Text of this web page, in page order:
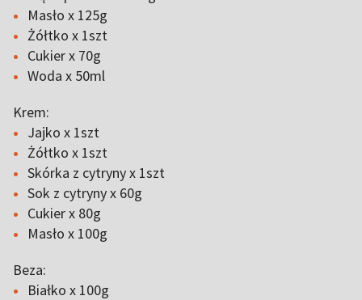
Masło x 125g
Żółtko x 1szt
Cukier x 70g
Woda x 50ml
Krem:
Jajko x 1szt
Żółtko x 1szt
Skórka z cytryny x 1szt
Sok z cytryny x 60g
Cukier x 80g
Masło x 100g
Beza:
Białko x 100g